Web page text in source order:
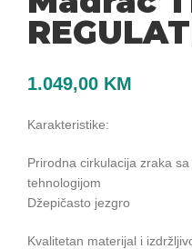
1.049,00 KM
Karakteristike:
Prirodna cirkulacija zraka
tehnologijom
Džepičasto jezgro
Kvalitetan materijal i